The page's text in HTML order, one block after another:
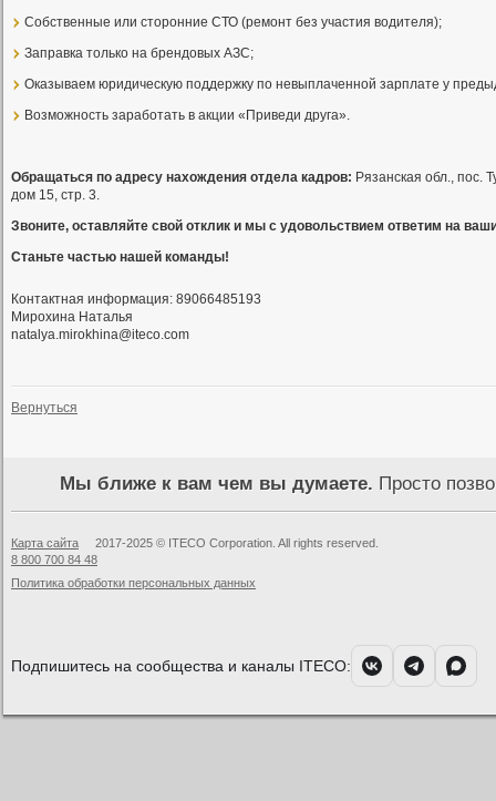
Собственные или сторонние СТО (ремонт без участия водителя);
Заправка только на брендовых АЗС;
Оказываем юридическую поддержку по невыплаченной зарплате у
Возможность заработать в акции «Приведи друга».
Обращаться по адресу нахождения отдела кадров: Рязанская обл., пос.
дом 15, стр. 3.
Звоните, оставляйте свой отклик и мы с удовольствием ответим на
Станьте частью нашей команды!
Контактная информация: 89066485193
Мирохина Наталья
natalya.mirokhina@iteco.com
Вернуться
Мы ближе к вам чем вы думаете. Просто
Карта сайта
2017-2025 © ITECO Corporation. All rights reserved.
8 800 700 84 48
Политика обработки персональных данных
Подпишитесь на сообщества и каналы ITECO: